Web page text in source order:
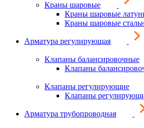
Краны шаровые
Краны шаровые
Краны шаровые
Арматура регулирующая
Клапаны балансировочные
Клапаны
Клапаны регулирующие
Клапаны
Арматура трубопроводная